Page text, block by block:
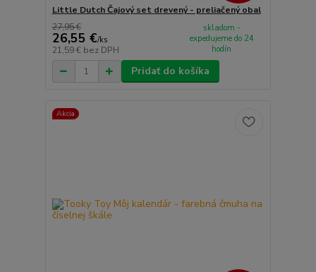
Little Dutch Čajový set drevený - preliačený obal
27,95 €
26,55 €/ks
21,59 € bez DPH
skladom -
expedujeme do 24
hodín
Pridať do košíka
Akcia